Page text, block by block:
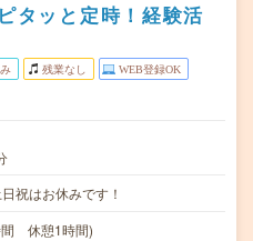
タッと定時！経験活
残業なし WEB登録OK
祝はお休みです！
間 休憩1時間)